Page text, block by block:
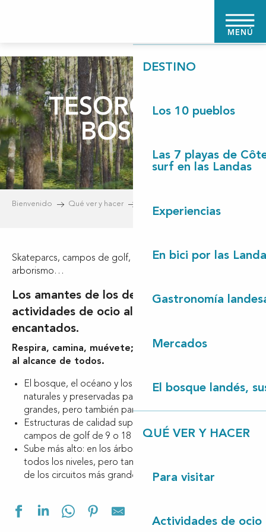
MENÚ
DESTINO
Los 10 pueblos
Las 7 playas de
surf en las Landas
Experiencias
En bici por las
Gastronomía
Mercados
El bosque landés,
QUÉ VER Y HACER
Para visitar
Actividades de ocio
TESOROS DEL
BOSQUE
Bienvenido Qué ver y hacer
Skateparcs, campos de golf, parques de ocio, paintball,
arborismo…
Los amantes de los deportes o las
actividades de ocio al aire libre estarán
encantados.
Respira, camina, muévete; actividades al aire libre
al alcance de todos.
El bosque, el océano y los ríos ofrecen áreas de juego
naturales y preservadas para las tribus pequeñas y
grandes, pero también para los solitarios.
Estructuras de calidad supervisadas por profesionales:
campos de golf de 9 o 18 hoyos o minigolf.
Sube más alto: en los árboles, cursos seguros para
todos los niveles, pero también conduce un kart en uno
de los circuitos más grandes de la región!